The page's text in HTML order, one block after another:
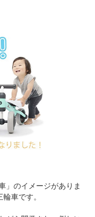
」のイメージがありま
車です。